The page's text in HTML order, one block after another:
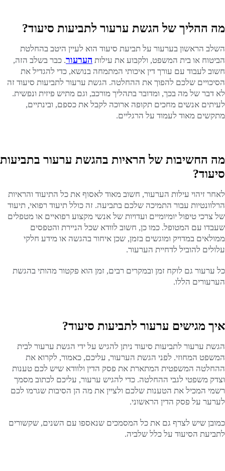
מה ההליך של הגשת ערעור לתביעות סיעוד?
השלב הראשון בערעור על תביעת סיעוד הוא לעיין היטב בהחלטת
הביטוח או בית המשפט, ולקבוע את עילות הערעור. כבר בשלב הזה,
חשוב לעבוד עם עורך דין איכותי המתמחה בנושא, כדי להגדיל את
הסיכויים שלכם להפוך את ההחלטה. הגשת ערעור לתביעות סיעוד זה
לא דבר של מה בכך, ומדובר בתהליך מורכב, וגם מתיש פיזית ונפשית.
לעיתים אנשים מחכים תקופה ארוכה לקבל את כספם, ובינתיים,
מתקשים מאוד לעמוד על הרגליים.
מה החשיבות של הראיות בהגשת ערעור בתביעות
סיעוד?
לאחר זיהוי עילות הערעור, חשוב מאוד לאסוף את כל התיעוד והראיות
הרלוונטיות עבור התמיכה שלכם בתביעה. זה כולל תיעוד רפואי, תיעוד
של צרכי טיפול יומיומיים ועדויות של אנשי מקצוע רפואיים או מטפלים
שעבדו עם המטופל. כמו כן, חשוב לוודא שכל הניירת והטפסים
ממולאים במדויק ומוגשים בזמן, שכן איחור בהגשה או מידע חלקי
עלולים להוביל לדחיית הערעור.
כל ערעור גם לוקח זמן ובמקרים רבים, זמן הוא פקטור מהותי בהגשת
הערעורים הללו.
איך מגישים ערעור לתביעות סיעוד?
הגשת ערעור לתביעות סיעוד ניתן להגיש על ידי הגשת ערעור לבית
המשפט המחוזי. לפני הגשת הערעור, עליכם, כאמור, לקרוא את
ההחלטה המשפטית המתארת את פסק הדין ולוודא שיש לכם טענות
וצדק משפטי לגבי ההחלטה. כדי להגיש ערעור, עליכם לכתוב מסמך
רשמי המכיל את הטענות שלכם ולציין את מה הן הסיבות שגרמו לכם
לערער על פסק הדין הראשוני.
כמובן שיש לצרף גם את כל המסמכים שנאספו עם השנים, שקשורים
לתביעת הסיעוד על כלל שלביה.